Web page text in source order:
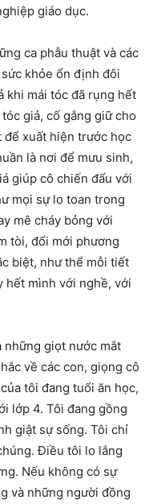
giáo dục.
ca phẫu thuật và các
khỏe ổn định đôi
khi mái tóc đã rụng hết
giả, cố gắng giữ cho
để xuất hiện trước học
là nơi để mưu sinh,
giúp cô chiến đấu với
mọi sự lo toan trong
mê cháy bỏng với
tòi, đổi mới phương
biệt, như thể mỗi tiết
hết mình với nghề, với
những giọt nước mắt
về các con, giọng cô
tôi đang tuổi ăn học,
lớp 4. Tôi đang gồng
giật sự sống. Tôi chỉ
Điều tôi lo lắng
Nếu không có sự
và những người đồng